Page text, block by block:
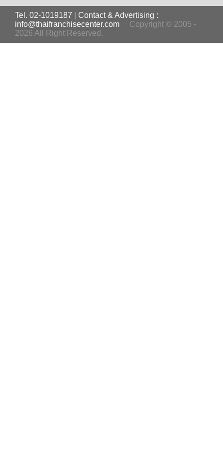
Tel. 02-1019187
Contact & Advertising :
info@thaifranchisecenter.com
Copyright © 2005 -
2026 All Right Reserved.